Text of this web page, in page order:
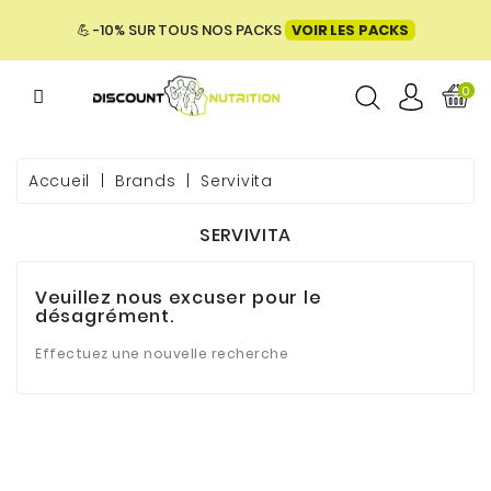
💪 -10% SUR TOUS NOS PACKS VOIR LES PACKS
0
Accueil Brands Servivita
SERVIVITA
Veuillez nous excuser pour le
désagrément.
Effectuez une nouvelle recherche